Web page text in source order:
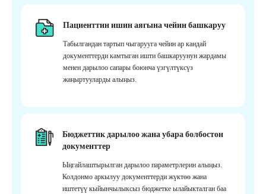
Пациенттин ишин аягына чейин башкаруу
Табылгандан тартып чыгарууга чейин ар кандай
документтерди камтыган ишти башкаруунун жардамы
менен дарылоо сапары боюнча үзгүлтүксүз
жаңыртууларды алыңыз.
Бюджеттик дарылоо жана убара болбостон
документтер
Ыңгайлаштырылган дарылоо параметрлерин алыңыз.
Колдонмо аркылуу документтерди жүктөө жана
иштетүү кыйынчылыксыз бюджетке ылайыкталган баа